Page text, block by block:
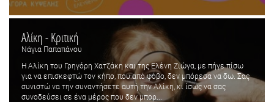
Αλίκη - Κριτική
Νάγια Παπαπάνου
Η Αλίκη του Γρηγόρη Χατζάκη και της Ελένη Ζιώγα, με πήγε πίσω
για να επισκεφτώ τον κήπο, που από φόβο, δεν μπόρεσα να δω. Σας
συνιστώ να την συναντήσετε αυτή την Αλίκη, κι ίσως να σας
συνοδεύσει σε ένα μέρος που δεν μπορ...